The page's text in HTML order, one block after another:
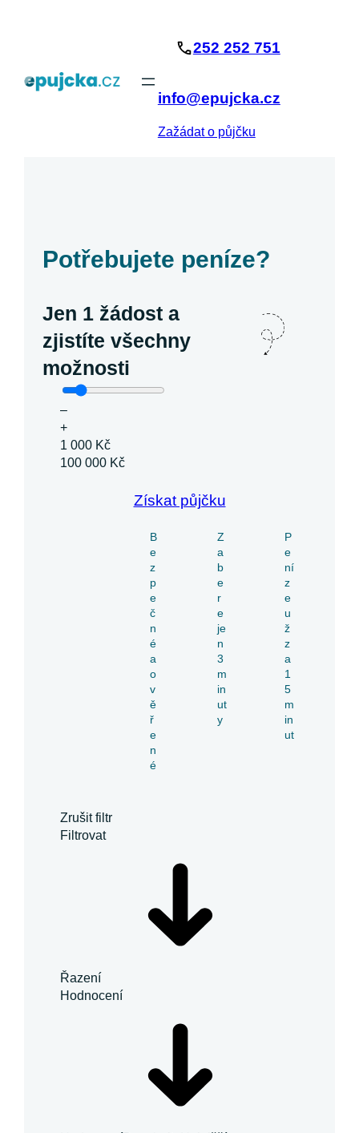
252 252 751
info@epujcka.cz
Zažádat o půjčku
Potřebujete peníze?
Jen 1 žádost a
zjistíte všechny
možnosti
–
+
1 000 Kč
100 000 Kč
Získat půjčku
B
e
z
p
e
č
n
é
a
o
v
ě
ř
e
n
é
Z
a
b
e
r
e
je
n
3
m
in
ut
y
P
e
ní
z
e
u
ž
z
a
1
5
m
in
ut
Zrušit filtr
Filtrovat
Řazení
Hodnocení